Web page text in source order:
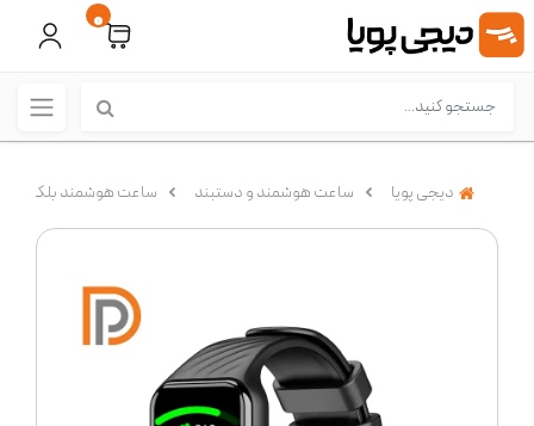
0
دیجی پویا ساعت هوشمند و دستبند ساعت هوشمند بلک ویو